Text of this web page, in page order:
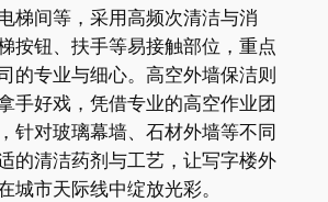
梯间等，采用高频次清洁与消
按钮、扶手等易接触部位，重点
的专业与细心。高空外墙保洁则
手好戏，凭借专业的高空作业团
针对玻璃幕墙、石材外墙等不同
的清洁药剂与工艺，让写字楼外
城市天际线中绽放光彩。